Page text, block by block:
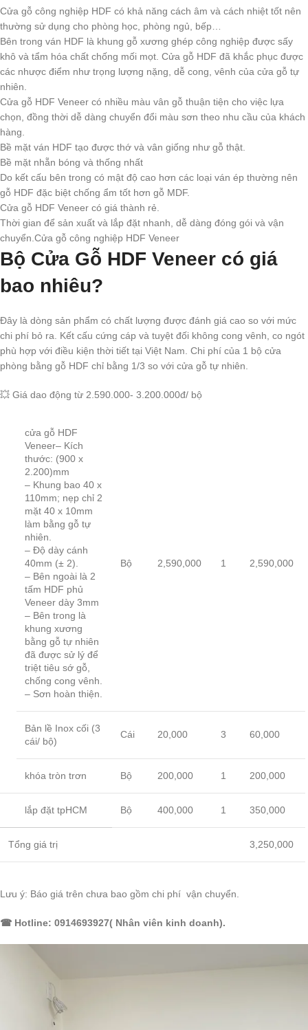
Cửa gỗ công nghiệp HDF có khả năng cách âm và cách nhiệt tốt nên
thường sử dụng cho phòng học, phòng ngủ, bếp…
Bên trong ván HDF là khung gỗ xương ghép công nghiệp được sấy
khô và tẩm hóa chất chống mối mọt. Cửa gỗ HDF đã khắc phục được
các nhược điểm như trọng lượng nặng, dễ cong, vênh của cửa gỗ tự
nhiên.
Cửa gỗ HDF Veneer có nhiều màu vân gỗ thuận tiện cho việc lựa
chọn, đồng thời dễ dàng chuyển đổi màu sơn theo nhu cầu của khách
hàng.
Bề mặt ván HDF tạo được thớ và vân giống như gỗ thật.
Bề mặt nhẵn bóng và thống nhất
Do kết cấu bên trong có mật độ cao hơn các loại ván ép thường nên
gỗ HDF đặc biệt chống ẩm tốt hơn gỗ MDF.
Cửa gỗ HDF Veneer có giá thành rẻ.
Thời gian để sản xuất và lắp đặt nhanh, dễ dàng đóng gói và vận
chuyển.Cửa gỗ công nghiệp HDF Veneer
Bộ Cửa Gỗ HDF Veneer có giá
bao nhiêu?
Đây là dòng sản phẩm có chất lượng được đánh giá cao so với mức
chi phí bỏ ra. Kết cấu cứng cáp và tuyệt đối không cong vênh, co ngót
phù hợp với điều kiện thời tiết tại Việt Nam. Chi phí của 1 bộ cửa
phòng bằng gỗ HDF chỉ bằng 1/3 so với cửa gỗ tự nhiên.
💥 Giá dao động từ 2.590.000- 3.200.000đ/ bộ
cửa gỗ HDF
Veneer– Kích
thước: (900 x
2.200)mm
– Khung bao 40 x
110mm; nẹp chỉ 2
mặt 40 x 10mm
làm bằng gỗ tự
nhiên.
– Độ dày cánh
40mm (± 2).
– Bên ngoài là 2
tấm HDF phủ
Veneer dày 3mm
– Bên trong là
khung xương
bằng gỗ tự nhiên
đã được sử lý để
triệt tiêu sớ gỗ,
chống cong vênh.
– Sơn hoàn thiện.
Bộ 2,590,000 1 2,590,000
Bản lề Inox cối (3
cái/ bộ)
Cái 20,000 3 60,000
khóa tròn trơn Bộ 200,000 1 200,000
lắp đặt tpHCM Bộ 400,000 1 350,000
Tổng giá trị 3,250,000
Lưu ý: Báo giá trên chưa bao gồm chi phí vận chuyển.
☎ Hotline: 0914693927( Nhân viên kinh doanh).